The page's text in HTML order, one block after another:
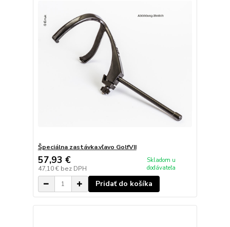
Špeciálna zastávka.vľavo GolfVII
57,93 €
47,10 € bez DPH
Skladom u
dodávateľa
Pridať do košíka